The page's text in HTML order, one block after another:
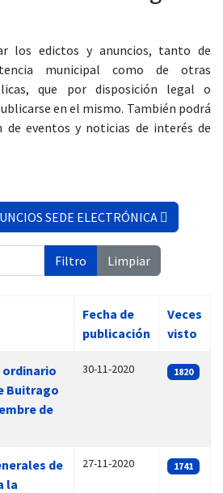
los edictos y anuncios, tanto de
municipal como de otras
que por disposición legal o
en el mismo. También podrá
eventos y noticias de interés de
SEDE ELECTRÓNICA
Filtro Limpiar
Fecha de
publicación
Veces
visto
Buitrago
de
30-11-2020 1820
de
la
27-11-2020 1741